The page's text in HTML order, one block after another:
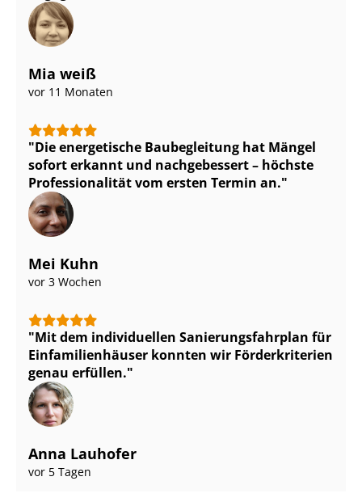
Mia weiß
vor 11 Monaten
Die energetische Baubegleitung hat Mängel
sofort erkannt und nachgebessert – höchste
Pro­fes­sio­na­li­tät vom ersten Termin an.
Mei Kuhn
vor 3 Wochen
Mit dem individuellen Sa­nie­rungs­fahr­plan für
Ein­fa­mi­li­en­häu­ser konnten wir Förderkriterien
genau erfüllen.
Anna Lauhofer
vor 5 Tagen